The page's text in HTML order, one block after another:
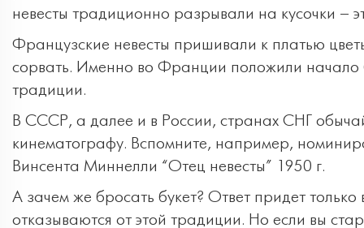
невесты традиционно разрывали на кусочки –
Французские невесты пришивали к платью
сорвать. Именно во Франции положили начало
традиции.
В СССР, а далее и в России, странах СНГ
кинематографу. Вспомните, например,
Винсента Миннелли “Отец невесты” 1950 г.
А зачем же бросать букет? Ответ придет
отказываются от этой традиции. Но если вы